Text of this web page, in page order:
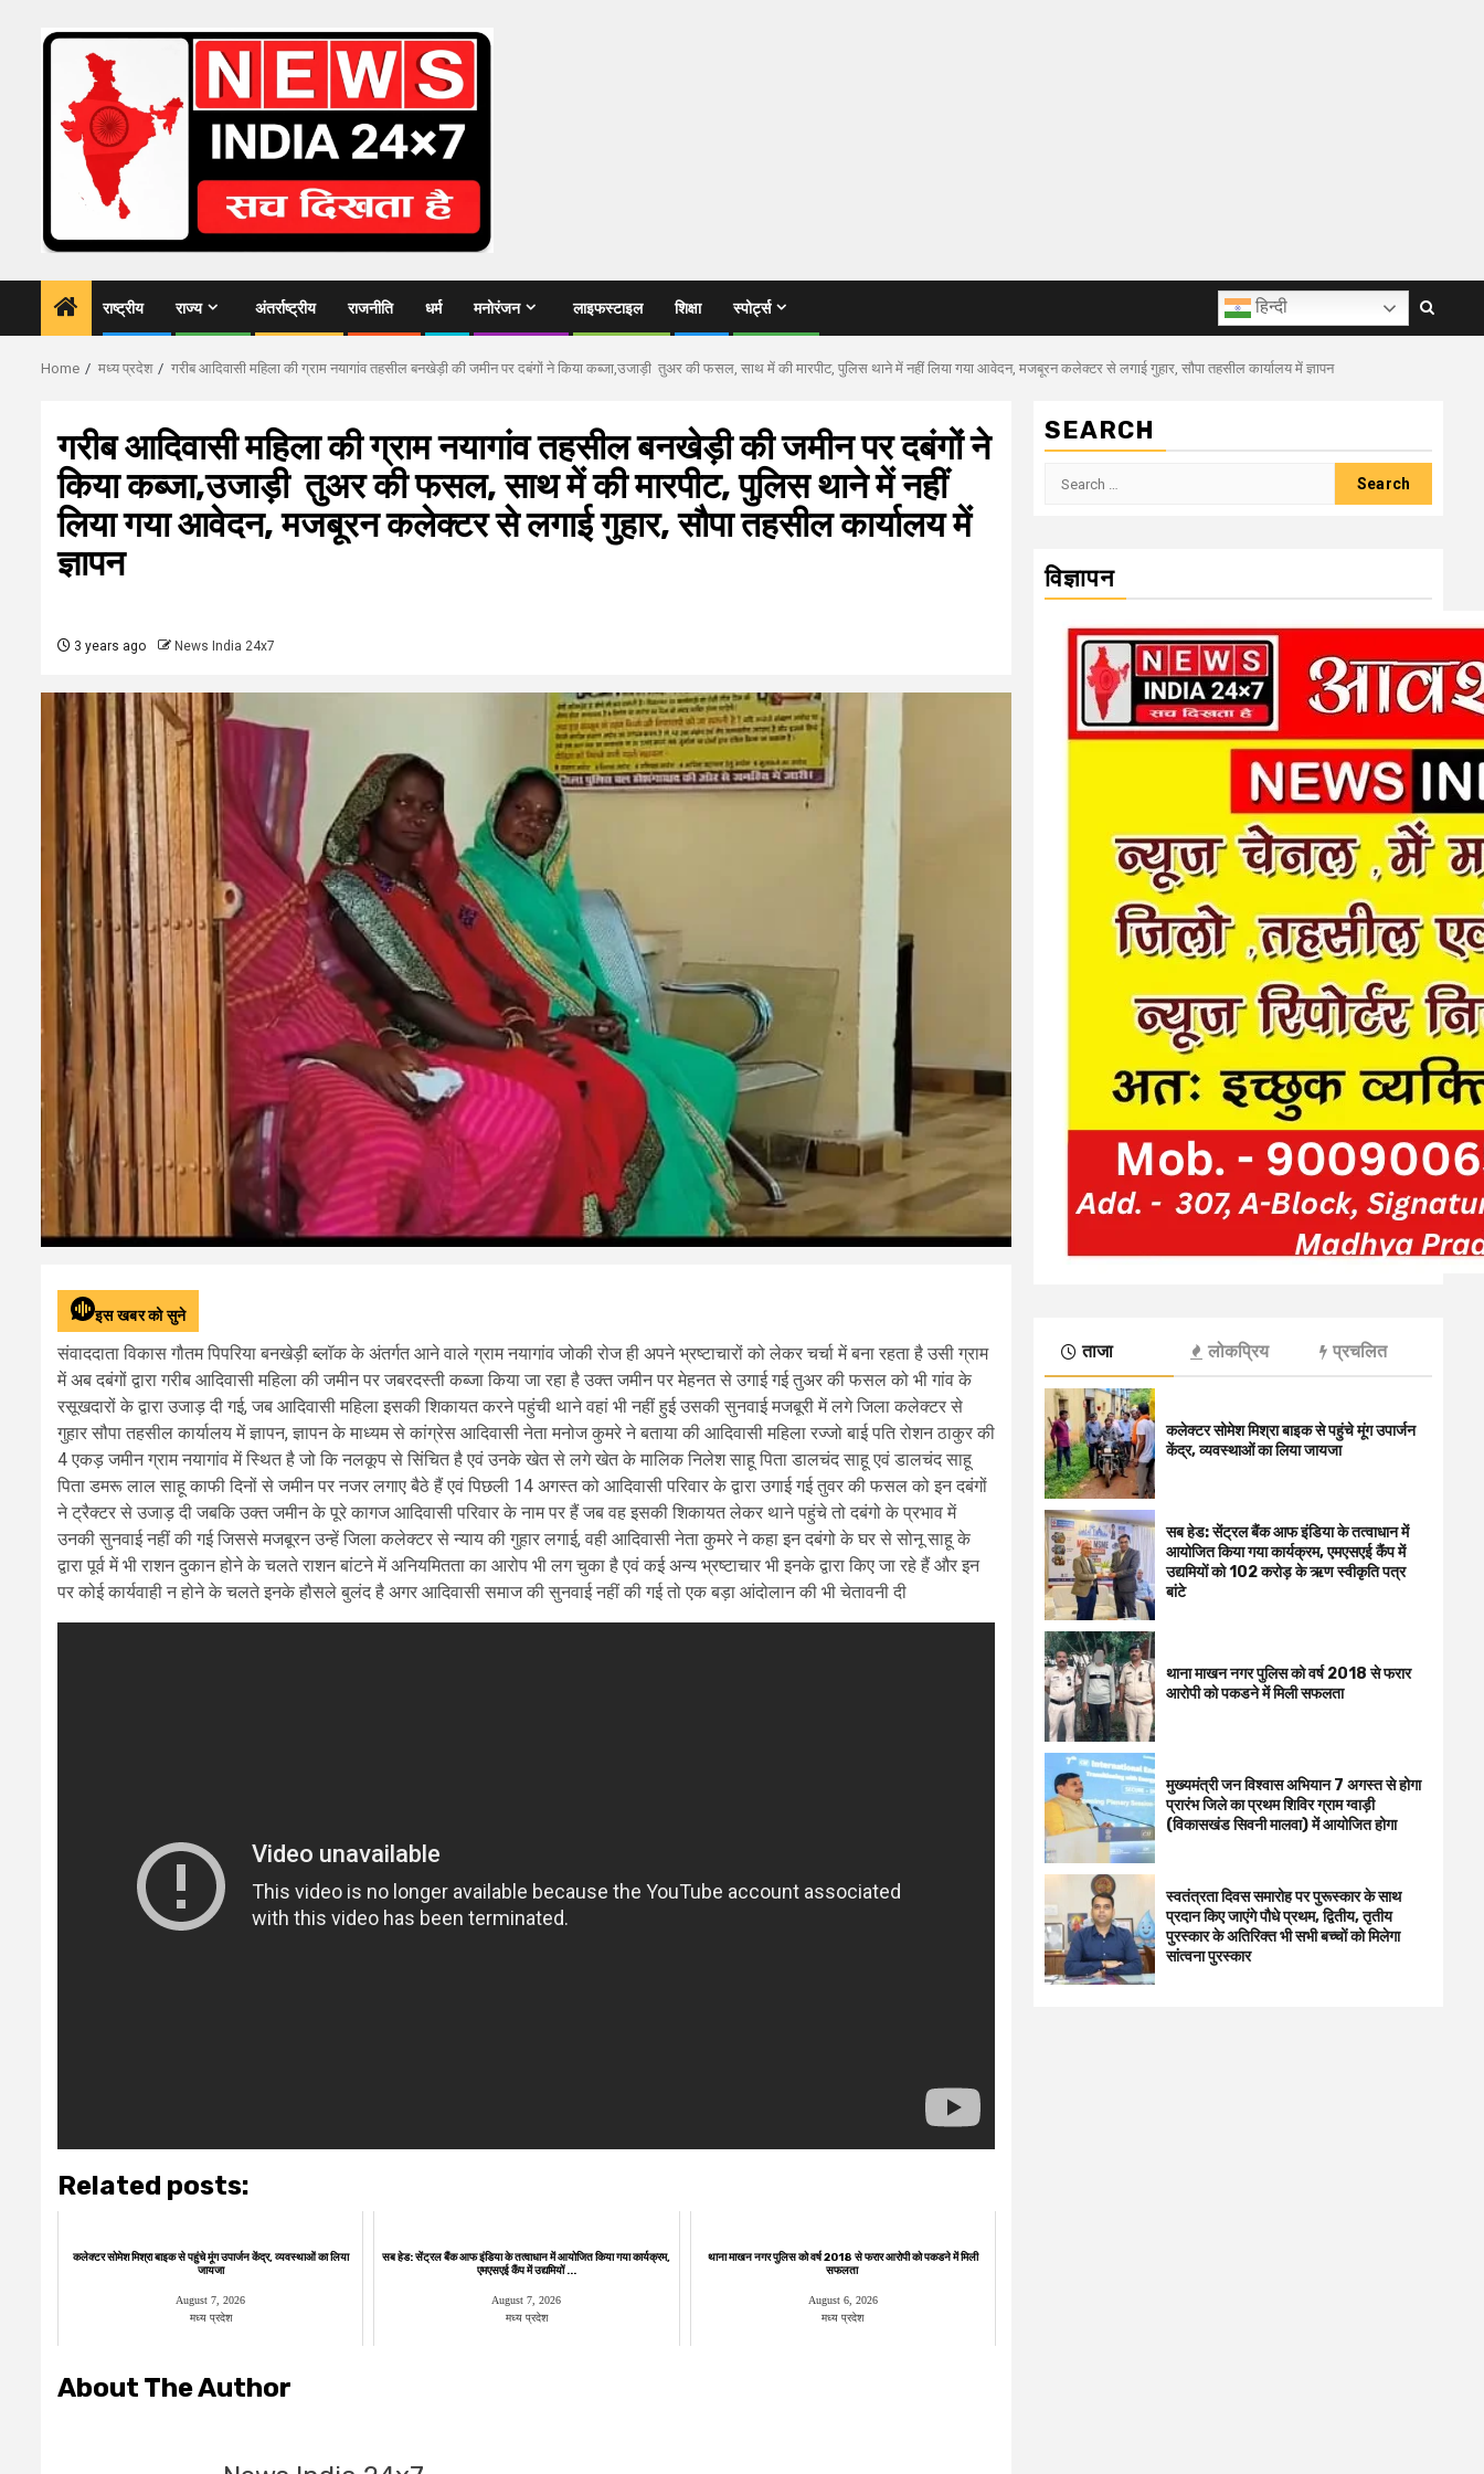
राष्ट्रीय राज्य अंतर्राष्ट्रीय राजनीति धर्म मनोरंजन लाइफस्टाइल शिक्षा स्पोर्ट्स हिन्दी
Home मध्य प्रदेश गरीब आदिवासी महिला की ग्राम नयागांव तहसील बनखेड़ी की जमीन पर दबंगों ने किया कब्जा,उजाड़ी तुअर की फसल, साथ में की मारपीट, पुलिस थाने में नहीं लिया गया आवेदन, मजबूरन कलेक्टर से लगाई गुहार, सौपा तहसील कार्यालय में ज्ञापन
गरीब आदिवासी महिला की ग्राम नयागांव तहसील बनखेड़ी की जमीन पर दबंगों ने
किया कब्जा,उजाड़ी तुअर की फसल, साथ में की मारपीट, पुलिस थाने में नहीं
लिया गया आवेदन, मजबूरन कलेक्टर से लगाई गुहार, सौपा तहसील कार्यालय में
ज्ञापन
3 years ago News India 24x7
इस खबर को सुने
संवाददाता विकास गौतम पिपरिया बनखेड़ी ब्लॉक के अंतर्गत आने वाले ग्राम नयागांव जोकी रोज ही अपने भ्रष्टाचारों को लेकर चर्चा में बना रहता है उसी ग्राम
में अब दबंगों द्वारा गरीब आदिवासी महिला की जमीन पर जबरदस्ती कब्जा किया जा रहा है उक्त जमीन पर मेहनत से उगाई गई तुअर की फसल को भी गांव के
रसूखदारों के द्वारा उजाड़ दी गई, जब आदिवासी महिला इसकी शिकायत करने पहुंची थाने वहां भी नहीं हुई उसकी सुनवाई मजबूरी में लगे जिला कलेक्टर से
गुहार सौपा तहसील कार्यालय में ज्ञापन, ज्ञापन के माध्यम से कांग्रेस आदिवासी नेता मनोज कुमरे ने बताया की आदिवासी महिला रज्जो बाई पति रोशन ठाकुर की
4 एकड़ जमीन ग्राम नयागांव में स्थित है जो कि नलकूप से सिंचित है एवं उनके खेत से लगे खेत के मालिक निलेश साहू पिता डालचंद साहू एवं डालचंद साहू
पिता डमरू लाल साहू काफी दिनों से जमीन पर नजर लगाए बैठे हैं एवं पिछली 14 अगस्त को आदिवासी परिवार के द्वारा उगाई गई तुवर की फसल को इन दबंगों
ने ट्रैक्टर से उजाड़ दी जबकि उक्त जमीन के पूरे कागज आदिवासी परिवार के नाम पर हैं जब वह इसकी शिकायत लेकर थाने पहुंचे तो दबंगो के प्रभाव में
उनकी सुनवाई नहीं की गई जिससे मजबूरन उन्हें जिला कलेक्टर से न्याय की गुहार लगाई, वही आदिवासी नेता कुमरे ने कहा इन दबंगो के घर से सोनू साहू के
द्वारा पूर्व में भी राशन दुकान होने के चलते राशन बांटने में अनियमितता का आरोप भी लग चुका है एवं कई अन्य भ्रष्टाचार भी इनके द्वारा किए जा रहे हैं और इन
पर कोई कार्यवाही न होने के चलते इनके हौसले बुलंद है अगर आदिवासी समाज की सुनवाई नहीं की गई तो एक बड़ा आंदोलान की भी चेतावनी दी
Related posts:
कलेक्टर सोमेश मिश्रा बाइक से पहुंचे मूंग उपार्जन केंद्र, व्यवस्थाओं का लिया
जायजा
August 7, 2026
मध्य प्रदेश
सब हेड: सेंट्रल बैंक आफ इंडिया के तत्वाधान में आयोजित किया गया कार्यक्रम,
एमएसएई कैंप में उद्यमियों ...
August 7, 2026
मध्य प्रदेश
थाना माखन नगर पुलिस को वर्ष 2018 से फरार आरोपी को पकडने में मिली
सफलता
August 6, 2026
मध्य प्रदेश
About The Author
SEARCH
Search
विज्ञापन
ताजा लोकप्रिय प्रचलित
कलेक्टर सोमेश मिश्रा बाइक से पहुंचे मूंग उपार्जन
केंद्र, व्यवस्थाओं का लिया जायजा
सब हेड: सेंट्रल बैंक आफ इंडिया के तत्वाधान में
आयोजित किया गया कार्यक्रम, एमएसएई कैंप में
उद्यमियों को 102 करोड़ के ऋण स्वीकृति पत्र
बांटे
थाना माखन नगर पुलिस को वर्ष 2018 से फरार
आरोपी को पकडने में मिली सफलता
मुख्यमंत्री जन विश्वास अभियान 7 अगस्त से होगा
प्रारंभ जिले का प्रथम शिविर ग्राम ग्वाड़ी
(विकासखंड सिवनी मालवा) में आयोजित होगा
स्वतंत्रता दिवस समारोह पर पुरूस्‍कार के साथ
प्रदान किए जाएंगे पौधे प्रथम, द्वितीय, तृतीय
पुरस्कार के अतिरिक्त भी सभी बच्चों को मिलेगा
सांत्वना पुरस्कार